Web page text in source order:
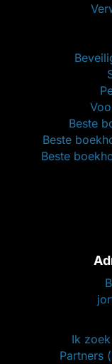
Beste
Beste
Beste
Ik
Partners